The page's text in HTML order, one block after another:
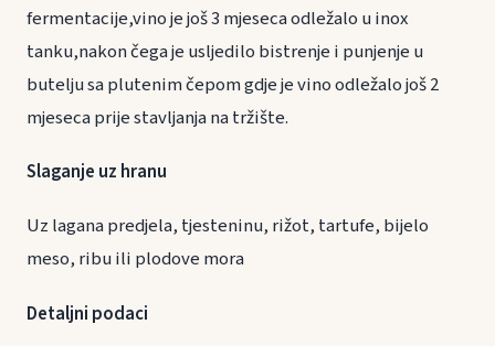
fermentacije,vino je još 3 mjeseca odležalo u inox
tanku,nakon čega je usljedilo bistrenje i punjenje u
butelju sa plutenim čepom gdje je vino odležalo još 2
mjeseca prije stavljanja na tržište.
Slaganje uz hranu
Uz lagana predjela, tjesteninu, rižot, tartufe, bijelo
meso, ribu ili plodove mora
Detaljni podaci